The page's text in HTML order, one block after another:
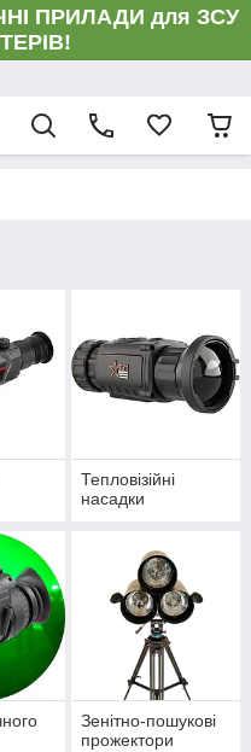
ПРИЛАДИ для ЗСУ
Тепловізійні
насадки
Зенітно-пошукові
прожектори